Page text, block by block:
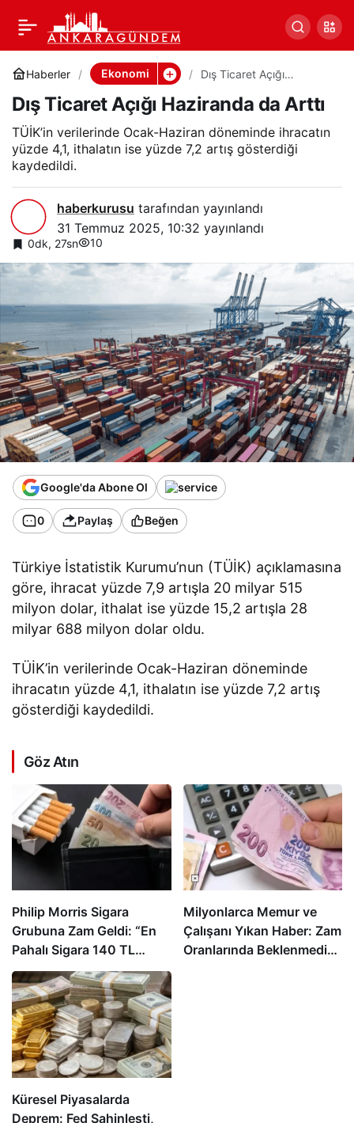
Haberler Ekonomi
Dış Ticaret Açığı
Dış Ticaret Açığı Haziranda da Arttı
TÜİK’in verilerinde Ocak-Haziran döneminde ihracatın
yüzde 4,1, ithalatın ise yüzde 7,2 artış gösterdiği
kaydedildi.
haberkurusu tarafından yayınlandı
31 Temmuz 2025, 10:32 yayınlandı
0dk, 27sn 10
Google'da Abone Ol
0 Paylaş Beğen
Türkiye İstatistik Kurumu’nun (TÜİK) açıklamasına
göre, ihracat yüzde 7,9 artışla 20 milyar 515
milyon dolar, ithalat ise yüzde 15,2 artışla 28
milyar 688 milyon dolar oldu.
TÜİK’in verilerinde Ocak-Haziran döneminde
ihracatın yüzde 4,1, ithalatın ise yüzde 7,2 artış
gösterdiği kaydedildi.
Göz Atın
Philip Morris Sigara
Grubuna Zam Geldi: “En
Pahalı Sigara 140 TL
Oldu”
Milyonlarca Memur ve
Çalışanı Yıkan Haber: Zam
Oranlarında Beklenmedik
Küresel Piyasalarda
Deprem: Fed Şahinleşti,
Dış Ticaret Açığı
Haziranda da Arttı
0 Paylaş